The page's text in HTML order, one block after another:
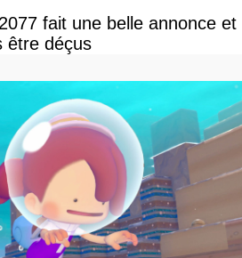
fait une belle annonce et
être déçus